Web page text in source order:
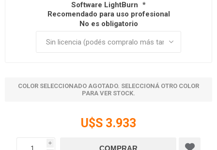
Software LightBurn *
Recomendado para uso profesional
No es obligatorio
COLOR SELECCIONADO AGOTADO. SELECCIONÁ OTRO COLOR
PARA VER STOCK.
U$S 3.933
i